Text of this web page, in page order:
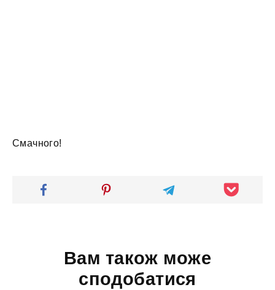
Смачного!
Вам також може
сподобатися